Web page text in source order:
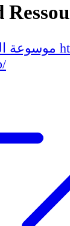
موسوعة